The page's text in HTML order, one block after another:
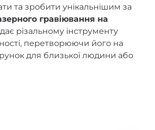
та зробити унікальнішим за
гравіювання на
різальному інструменту
перетворюючи його на
для близької людини або